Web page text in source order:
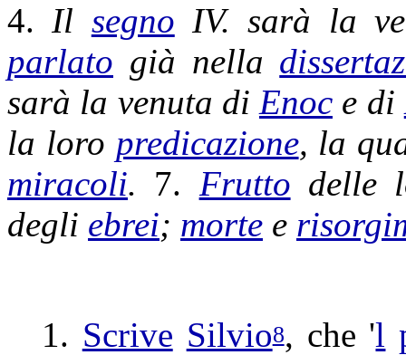
4. Il segno IV. sarà la
parlato già nella
sarà la venuta di Enoc e di
la loro predicazione, la
miracoli. 7. Frutto delle
degli ebrei; morte e
1. Scrive Silvio8, che 'l